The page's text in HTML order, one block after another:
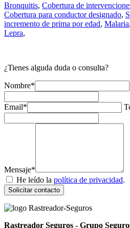
Bronquitis, Cobertura de
Cobertura para conductor designado,
incremento de prima por edad, Malaria,
Lepra,
¿Tienes alguda duda o consulta?
Nombre*
Email*
Mensaje*
He leído la política de privacidad.
Solicitar contacto
Rastreador Seguros - Grupo